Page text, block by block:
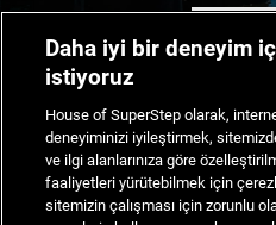
Daha iyi bir deneyim
istiyoruz
House of SuperStep olarak,
deneyiminizi iyileştirmek,
ve ilgi alanlarınıza göre
faaliyetleri yürütebilmek için
sitemizin çalışması için zorunlu